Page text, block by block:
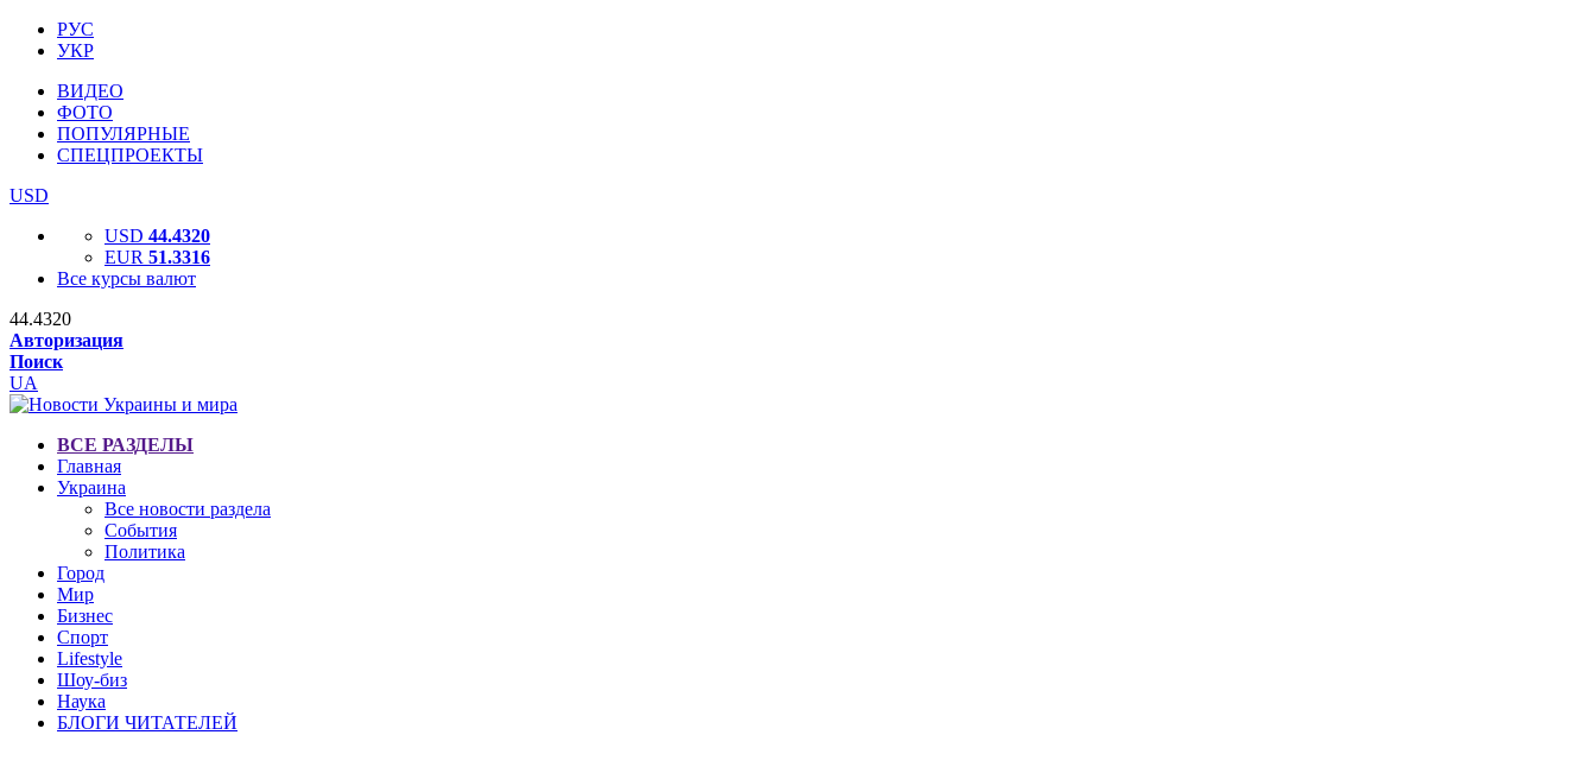
РУС
УКР
ВИДЕО
ФОТО
ПОПУЛЯРНЫЕ
СПЕЦПРОЕКТЫ
USD
USD 44.4320
EUR 51.3316
Все курсы валют
44.4320
Авторизация
Поиск
UA
ВСЕ РАЗДЕЛЫ
Главная
Украина
Все новости раздела
События
Политика
Город
Мир
Бизнес
Спорт
Lifestyle
Шоу-биз
Наука
БЛОГИ ЧИТАТЕЛЕЙ